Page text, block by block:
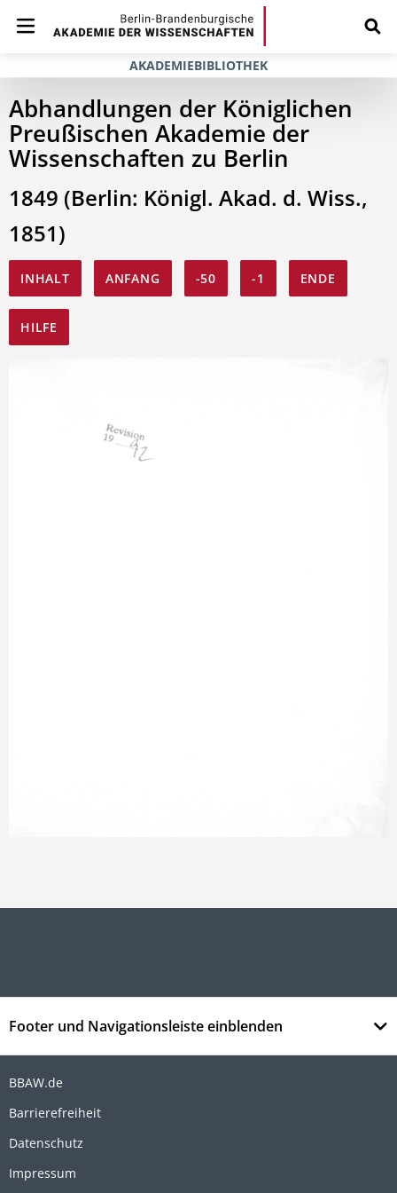
AKADEMIEBIBLIOTHEK
Abhandlungen der Königlichen
Preußischen Akademie der
Wissenschaften zu Berlin
1849 (Berlin: Königl. Akad. d. Wiss.,
1851)
INHALT ANFANG -50 -1 ENDE
HILFE
Footer und Navigationsleiste einblenden
BBAW.de
Barrierefreiheit
Datenschutz
Impressum